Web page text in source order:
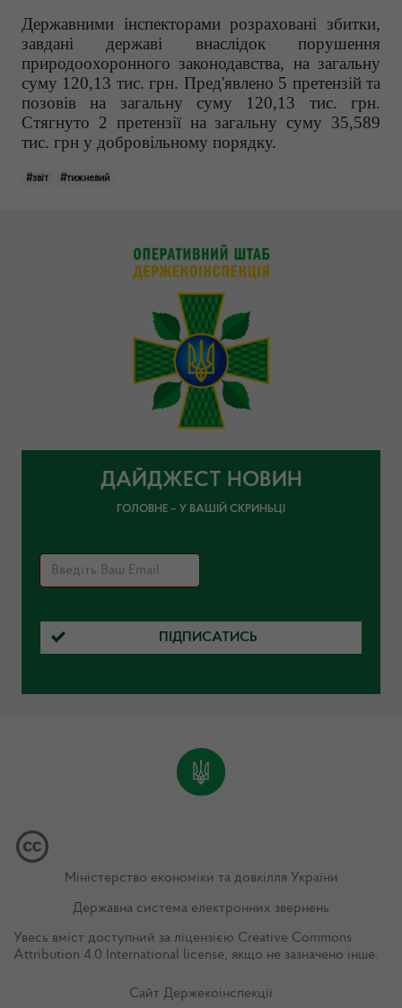
Державними інспекторами розраховані збитки,
завдані державі внаслідок порушення
природоохоронного законодавства, на загальну
суму 120,13 тис. грн. Пред'явлено 5 претензій та
позовів на загальну суму 120,13 тис. грн.
Стягнуто 2 претензії на загальну суму 35,589
тис. грн у добровільному порядку.
#звіт #тижневий
ДАЙДЖЕСТ НОВИН
ГОЛОВНЕ – У ВАШІЙ СКРИНЬЦІ
ПІДПИСАТИСЬ
Міністерство економіки та довкілля України
Державна система електронних звернень
Увесь вміст доступний за ліцензією Creative Commons
Attribution 4.0 International license, якщо не зазначено інше.
Сайт Держекоінспекції